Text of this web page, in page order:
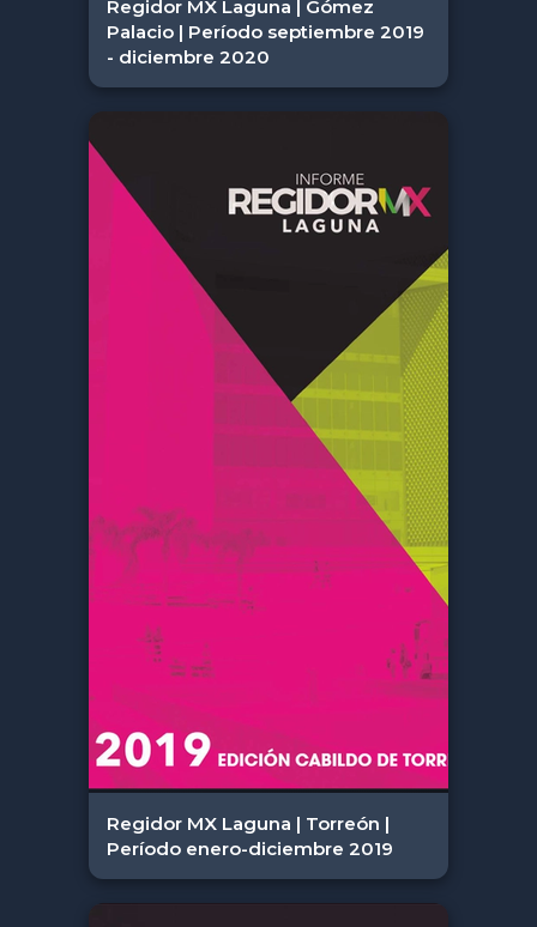
Regidor MX Laguna | Gómez
Palacio | Período septiembre 2019
- diciembre 2020
Regidor MX Laguna | Torreón |
Período enero-diciembre 2019